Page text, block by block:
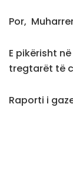
Por,
E pikërisht
tregtarët të
Raporti i